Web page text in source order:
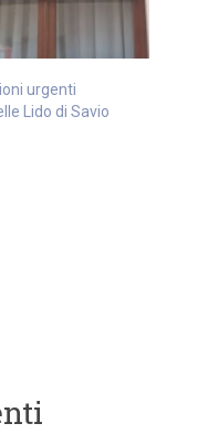
urgenti
Lido di Savio